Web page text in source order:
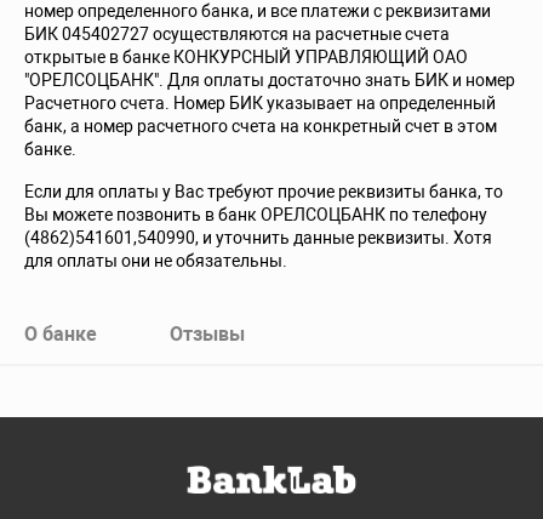
номер определенного банка, и все платежи с реквизитами
БИК 045402727 осуществляются на расчетные счета
открытые в банке КОНКУРСНЫЙ УПРАВЛЯЮЩИЙ ОАО
"ОРЕЛСОЦБАНК". Для оплаты достаточно знать БИК и номер
Расчетного счета. Номер БИК указывает на определенный
банк, а номер расчетного счета на конкретный счет в этом
банке.
Если для оплаты у Вас требуют прочие реквизиты банка, то
Вы можете позвонить в банк ОРЕЛСОЦБАНК по телефону
(4862)541601,540990, и уточнить данные реквизиты. Хотя
для оплаты они не обязательны.
О банке Отзывы